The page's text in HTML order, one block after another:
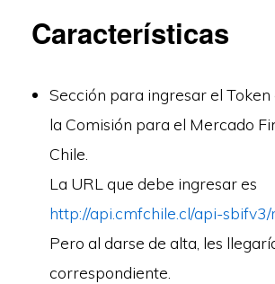
Características
Sección para ingresar el Token
la Comisión para el Mercado
Chile.
La URL que debe ingresar es
http://api.cmfchile.cl/api-
Pero al darse de alta, les
correspondiente.